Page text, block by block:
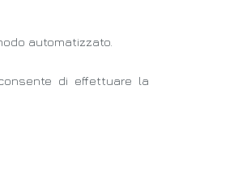
automatizzato.
di effettuare la